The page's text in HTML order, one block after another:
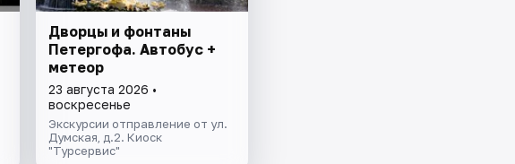
Дворцы и фонтаны
Петергофа. Автобус +
метеор
23 августа 2026 •
воскресенье
Экскурсии отправление от ул.
Думская, д.2. Киоск
"Турсервис"